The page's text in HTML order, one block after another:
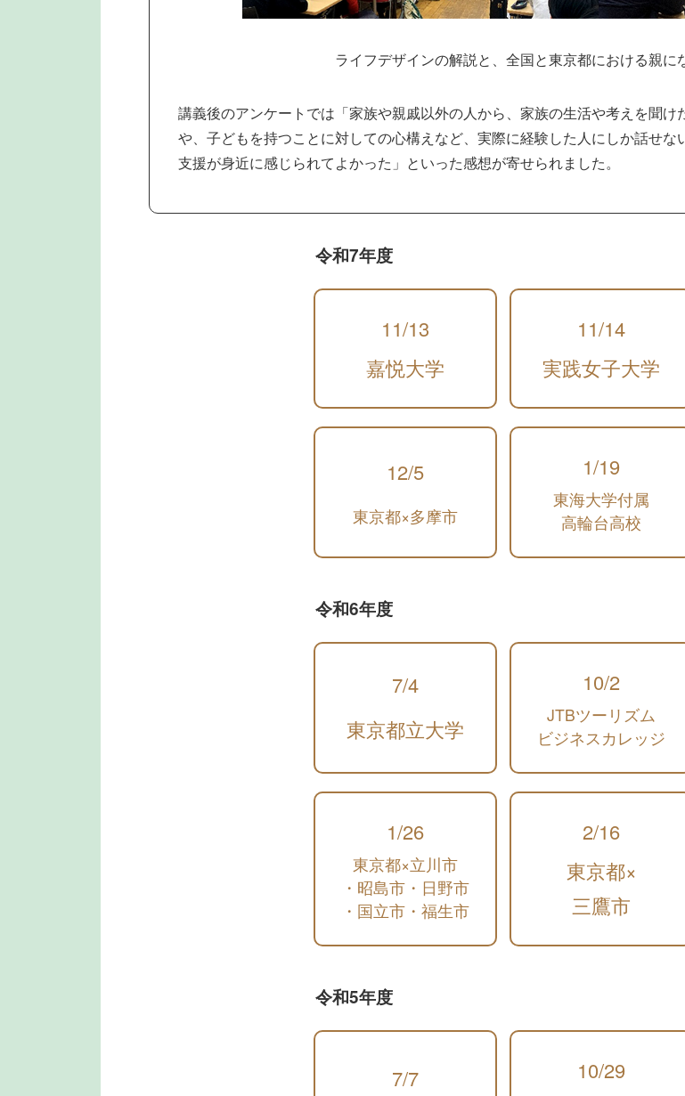
ライフデザインの解説と、全国と東京都における親に
講義後のアンケートでは「家族や親戚以外の人から、家族の生活や考えを聞
や、子どもを持つことに対しての心構えなど、実際に経験した人にしか話せ
支援が身近に感じられてよかった」といった感想が寄せられました。
令和7年度
11/13
嘉悦大学
11/14
実践女子大学
12/5
東京都×多摩市
1/19
東海大学付属
高輪台高校
令和6年度
7/4
東京都立大学
10/2
JTBツーリズム
ビジネスカレッジ
1/26
東京都×立川市
・昭島市・日野市
・国立市・福生市
2/16
東京都×
三鷹市
令和5年度
7/7
10/29